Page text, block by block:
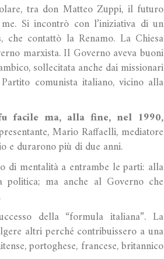
tra don Matteo Zuppi, il futuro
Si incontrò con l’iniziativa di un
che contattò la Renamo. La Chiesa
marxista. Il Governo aveva buoni
sollecitata anche dai missionari
comunista italiano, vicino alla
facile ma, alla fine, nel 1990,
Mario Raffaelli, mediatore
e durarono più di due anni.
di mentalità a entrambe le parti: alla
ma anche al Governo che
della “formula italiana”. La
altri perché contribuissero a una
portoghese, francese, britannico